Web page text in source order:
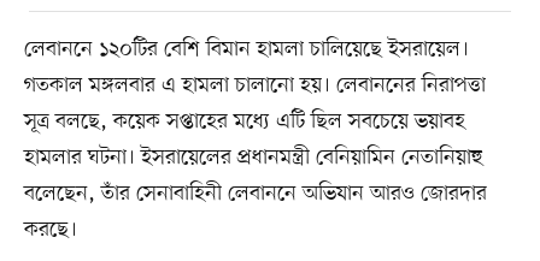
লেবাননে ১২০টির বেশি বিমান হামলা চালিয়েছে ইসরায়েল।
গতকাল মঙ্গলবার এ হামলা চালানো হয়। লেবাননের নিরাপত্তা
সূত্র বলছে, কয়েক সপ্তাহের মধ্যে এটি ছিল সবচেয়ে ভয়াবহ
হামলার ঘটনা। ইসরায়েলের প্রধানমন্ত্রী বেনিয়ামিন নেতানিয়াহু
বলেছেন, তাঁর সেনাবাহিনী লেবাননে অভিযান আরও জোরদার
করছে।